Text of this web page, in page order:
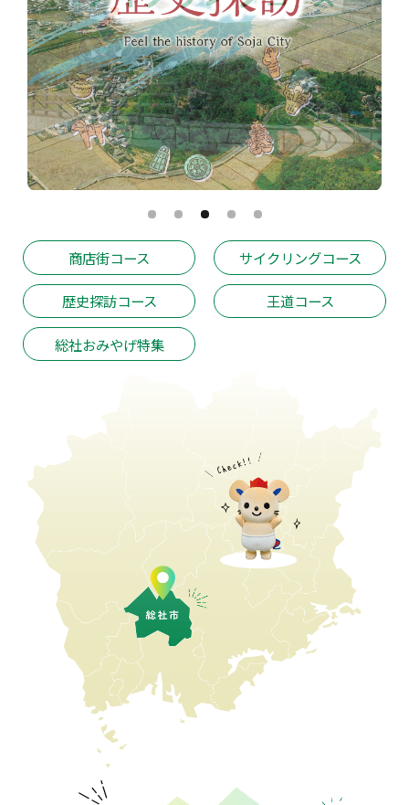
商店街コース サイクリングコース
歴史探訪コース 王道コース
総社おみやげ特集